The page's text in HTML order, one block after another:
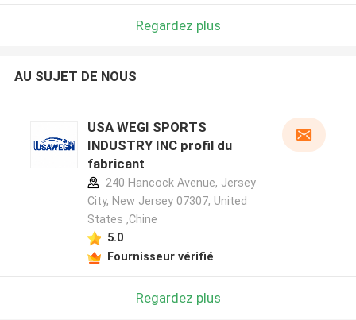
Regardez plus
AU SUJET DE NOUS
USA WEGI SPORTS
INDUSTRY INC profil du
fabricant
240 Hancock Avenue, Jersey
City, New Jersey 07307, United
States ,Chine
5.0
Fournisseur vérifié
Regardez plus